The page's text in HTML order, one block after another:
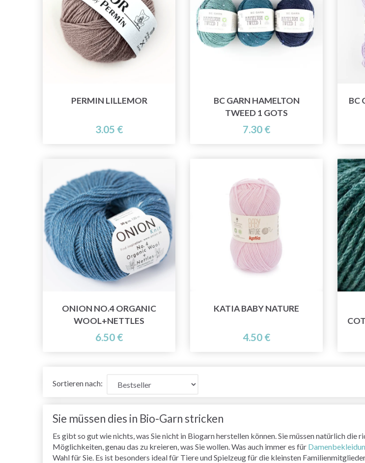
PERMIN LILLEMOR
3.05 €
BC GARN HAMELTON
TWEED 1 GOTS
7.30 €
BC
ONION NO.4 ORGANIC
WOOL+NETTLES
6.50 €
KATIA BABY NATURE
4.50 €
Sortieren nach:
Sie müssen dies in Bio-Garn stricken
Es gibt so gut wie nichts, was Sie nicht in Biogarn herstellen können. Sie müssen natürlich die
Möglichkeiten, genau das zu kreieren, was Sie wollen. Was auch immer es für
Wahl für Sie. Es ist besonders ideal für Tiere und Spielzeug für die kleinsten